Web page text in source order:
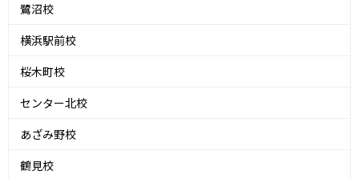
鷺沼校
横浜駅前校
桜木町校
センター北校
あざみ野校
鶴見校